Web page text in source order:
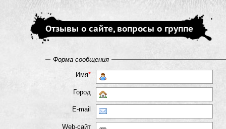
Отзывы о сайте, вопросы о группе
Форма сообщения
Имя*
Город
E-mail
Web-cайт